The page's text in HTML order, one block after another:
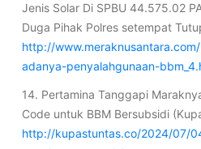
Jenis Solar Di SPBU 44.575.02
Duga Pihak Polres setempat
http://
adanya-penyalahgunaan-
14. Pertamina Tanggapi
Code untuk BBM Bersubsidi
http://kupastuntas.co/2024/07/